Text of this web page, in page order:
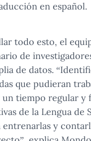
en español.
todo esto, el
de
de datos.
que pudieran
tiempo regular y
de la Lengua de
entrenarlas y